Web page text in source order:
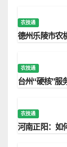
农技通
德州乐陵市农
农技通
台州“硬核”服
农技通
河南正阳：如